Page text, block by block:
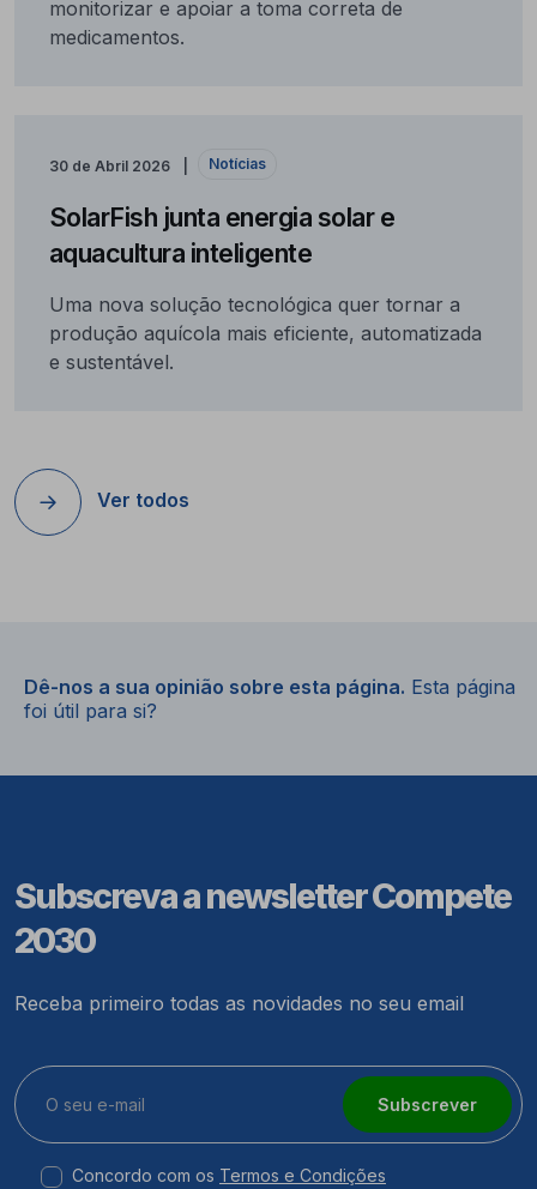
monitorizar e apoiar a toma correta de
medicamentos.
30 de Abril 2026 Notícias
SolarFish junta energia solar e
aquacultura inteligente
Uma nova solução tecnológica quer tornar a
produção aquícola mais eficiente, automatizada
e sustentável.
Ver todos
Dê-nos a sua opinião sobre esta página. Esta página
foi útil para si?
Subscreva a newsletter Compete
2030
Receba primeiro todas as novidades no seu email
Subscrever
Concordo com os Termos e Condições